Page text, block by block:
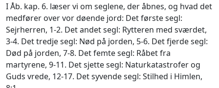
I Åb. kap. 6. læser vi om seglene, der åbnes, og hvad det
medfører over vor døende jord: Det første segl:
Sejrherren, 1-2. Det andet segl: Rytteren med sværdet,
3-4. Det tredje segl: Nød på jorden, 5-6. Det fjerde segl:
Død på jorden, 7-8. Det femte segl: Råbet fra
martyrene, 9-11. Det sjette segl: Naturkatastrofer og
Guds vrede, 12-17. Det syvende segl: Stilhed i Himlen,